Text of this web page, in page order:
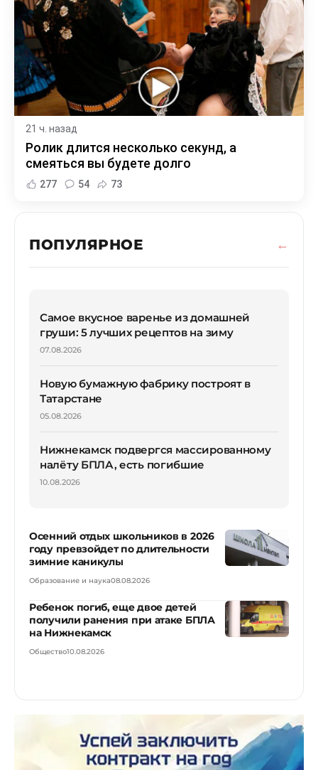
21 ч. назад
Ролик длится несколько секунд, а
смеяться вы будете долго
277 54 73
ПОПУЛЯРНОЕ
Самое вкусное варенье из домашней
груши: 5 лучших рецептов на зиму
07.08.2026
Новую бумажную фабрику построят в
Татарстане
05.08.2026
Нижнекамск подвергся массированному
налёту БПЛА, есть погибшие
10.08.2026
Осенний отдых школьников в 2026
году превзойдет по длительности
зимние каникулы
Образование и наука08.08.2026
Ребенок погиб, еще двое детей
получили ранения при атаке БПЛА
на Нижнекамск
Общество10.08.2026